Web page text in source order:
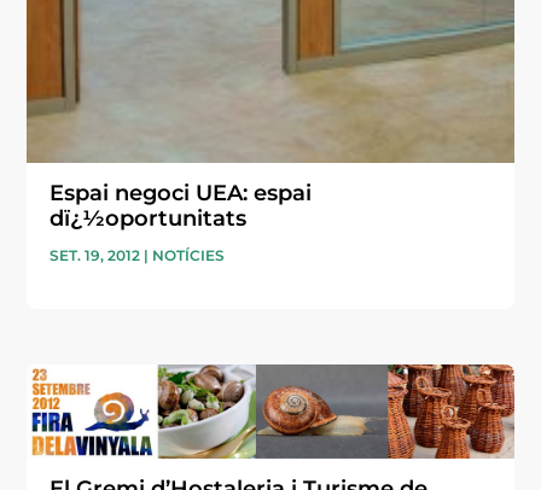
Espai negoci UEA: espai
dï¿½oportunitats
SET. 19, 2012 | NOTÍCIES